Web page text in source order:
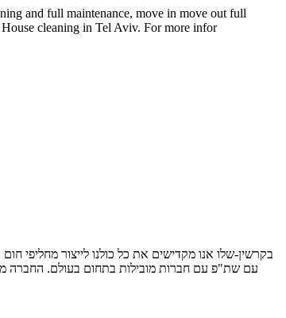
and full maintenance, move in move out full
cleaning in Tel Aviv. For more infor
בקרשין-שלו אנו מקדישים את כל כולנו לייצור מחליפי